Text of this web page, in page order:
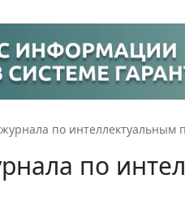
по интеллектуальным
по